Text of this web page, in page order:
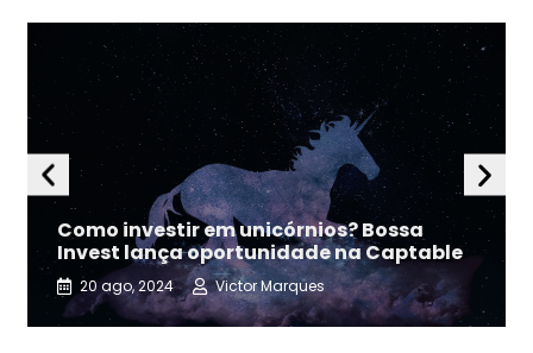
Como investir em unicórnios? Bossa
Invest lança oportunidade na Captable
20 ago, 2024 Victor Marques